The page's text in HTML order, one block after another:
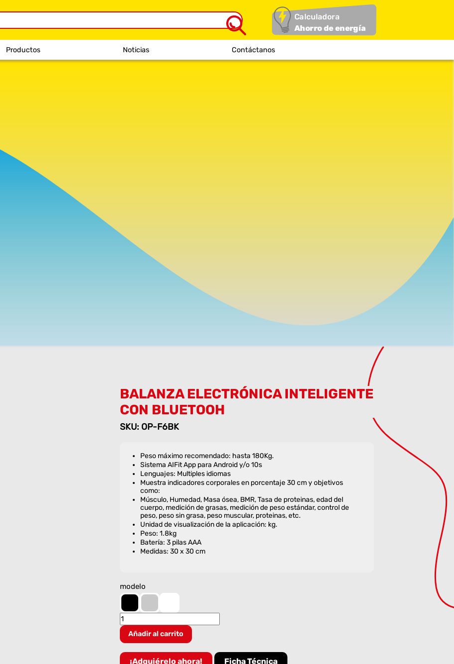
Calculadora
Ahorro de energía
Productos Noticias Contáctanos
BALANZA ELECTRÓNICA INTELIGENTE
CON BLUETOOH
SKU: OP-F6BK
Peso máximo recomendado: hasta 180Kg.
Sistema AIFit App para Android y/o 10s
Lenguajes: Multiples idiomas
Muestra indicadores corporales en porcentaje 30 cm y objetivos
como:
Músculo, Humedad, Masa ósea, BMR, Tasa de proteinas, edad del
cuerpo, medición de grasas, medición de peso estándar, control de
peso, peso sin grasa, peso muscular, proteinas, etc.
Unidad de visualización de la aplicación: kg.
Peso: 1.8kg
Batería: 3 pilas AAA
Medidas: 30 x 30 cm
modelo
BALANZA
ELECTRÓNICA
INTELIGENTE
CON
BLUETOOH
cantidad
Añadir al carrito
¡Adquiérelo ahora! Ficha Técnica